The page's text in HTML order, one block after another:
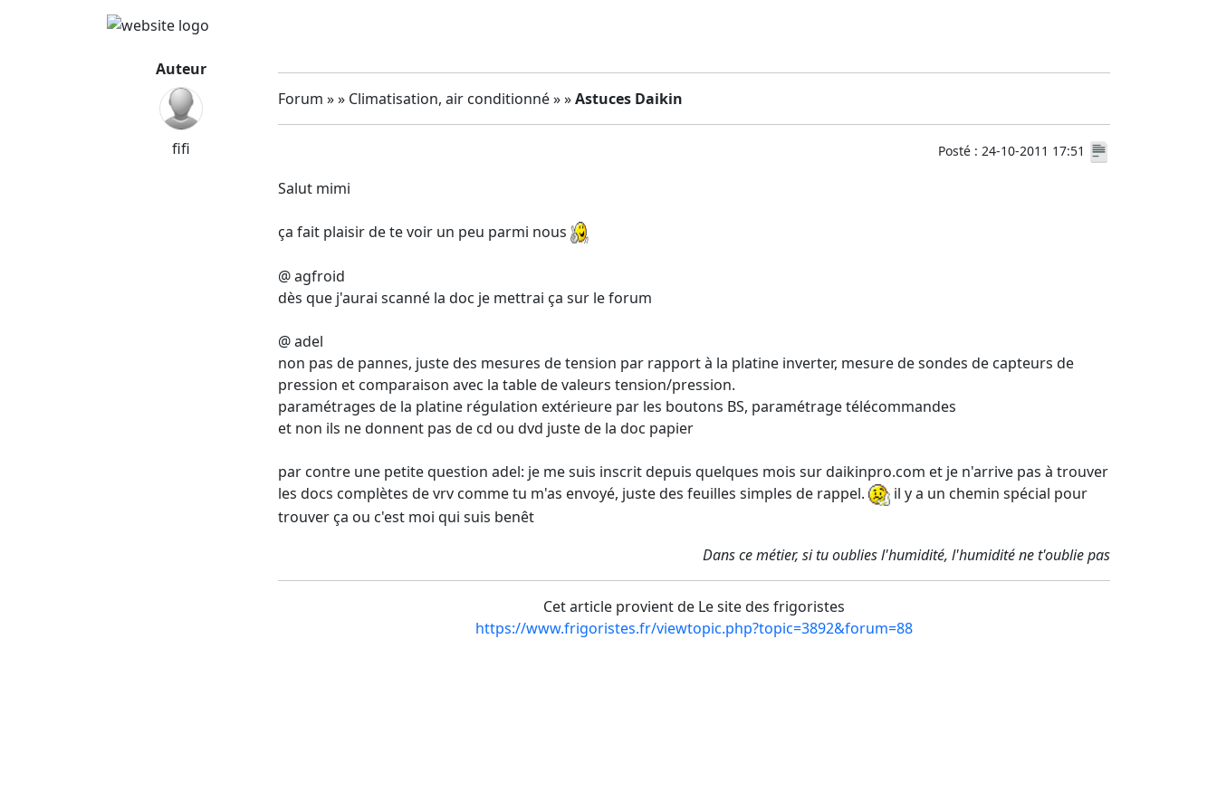
Auteur
fifi
Forum » » Climatisation, air conditionné » »Astuces Daikin
Posté : 24-10-2011 17:51
Salut mimi
ça fait plaisir de te voir un peu parmi nous
@ agfroid
dès que j'aurai scanné la doc je mettrai ça sur le forum
@ adel
non pas de pannes, juste des mesures de tension par rapport à la platine inverter, mesure de sondes de capteurs de
pression et comparaison avec la table de valeurs tension/pression.
paramétrages de la platine régulation extérieure par les boutons BS, paramétrage télécommandes
et non ils ne donnent pas de cd ou dvd juste de la doc papier
par contre une petite question adel: je me suis inscrit depuis quelques mois sur daikinpro.com et je n'arrive pas à trouver
les docs complètes de vrv comme tu m'as envoyé, juste des feuilles simples de rappel.
il y a un chemin spécial pour
trouver ça ou c'est moi qui suis benêt
Dans ce métier, si tu oublies l'humidité, l'humidité ne t'oublie pas
Cet article provient de Le site des frigoristes
https://www.frigoristes.fr/viewtopic.php?topic=3892&forum=88